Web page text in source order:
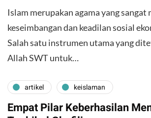
Islam merupakan agama yang
keseimbangan dan keadilan sosial
Salah satu instrumen utama yang
Allah SWT untuk…
artikel keislaman
Empat Pilar Keberhasilan